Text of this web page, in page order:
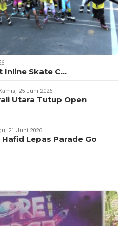
Inline Skate C…
25 Juni 2026
Utara Tutup Open
21 Juni 2026
Lepas Parade Go